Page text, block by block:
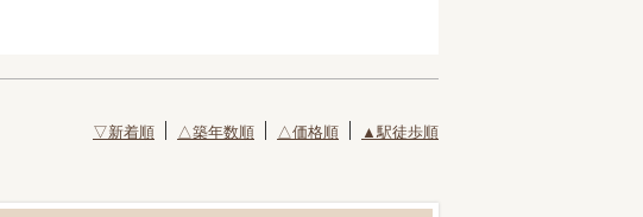
▽新着順 △築年数順 △価格順 ▲駅徒歩順